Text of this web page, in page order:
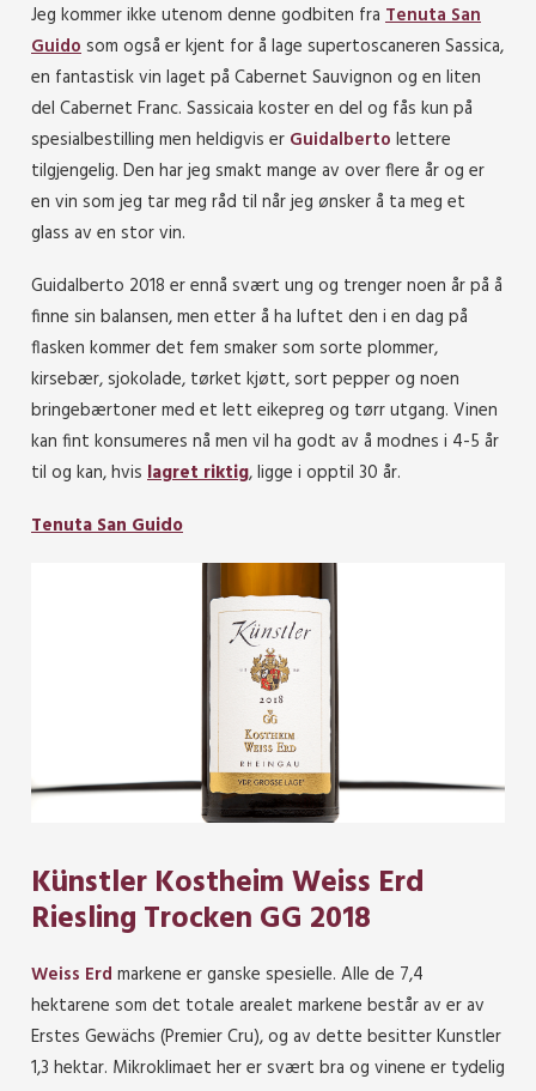
Jeg kommer ikke utenom denne godbiten fra Tenuta San
Guidosom også er kjent for å lage supertoscaneren Sassica,
en fantastisk vin laget på Cabernet Sauvignon og en liten
del Cabernet Franc. Sassicaia koster en del og fås kun på
spesialbestilling men heldigvis er Guidalberto lettere
tilgjengelig. Den har jeg smakt mange av over flere år og er
en vin som jeg tar meg råd til når jeg ønsker å ta meg et
glass av en stor vin.
Guidalberto 2018 er ennå svært ung og trenger noen år på å
finne sin balansen, men etter å ha luftet den i en dag på
flasken kommer det fem smaker som sorte plommer,
kirsebær, sjokolade, tørket kjøtt, sort pepper og noen
bringebærtoner med et lett eikepreg og tørr utgang. Vinen
kan fint konsumeres nå men vil ha godt av å modnes i 4-5 år
til og kan, hvis lagret riktig, ligge i opptil 30 år.
Tenuta San Guido
Künstler Kostheim Weiss Erd
Riesling Trocken GG 2018
Weiss Erd markene er ganske spesielle. Alle de 7,4
hektarene som det totale arealet markene består av er av
Erstes Gewächs (Premier Cru), og av dette besitter Kunstler
1,3 hektar. Mikroklimaet her er svært bra og vinene er tydelig